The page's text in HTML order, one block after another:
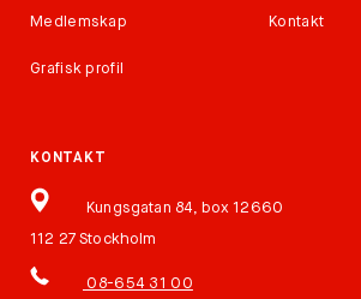
Medlemskap Kontakt
Grafisk profil
KONTAKT
Kungsgatan 84, box 12660
112 27 Stockholm
08-654 31 00